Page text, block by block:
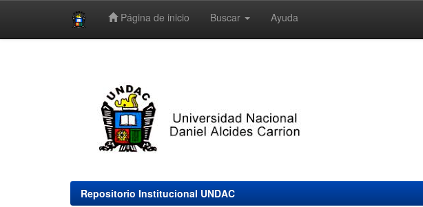
Página de inicio Buscar Ayuda
Repositorio Institucional UNDAC